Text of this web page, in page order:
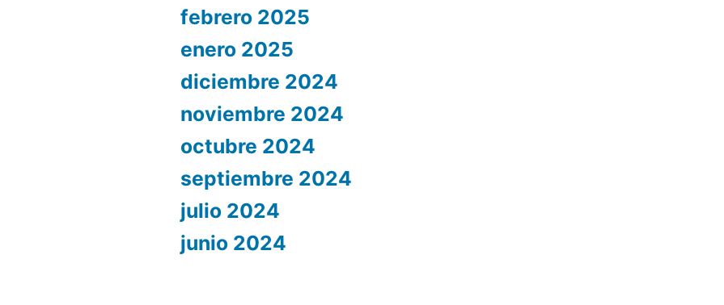
febrero 2025
enero 2025
diciembre 2024
noviembre 2024
octubre 2024
septiembre 2024
julio 2024
junio 2024